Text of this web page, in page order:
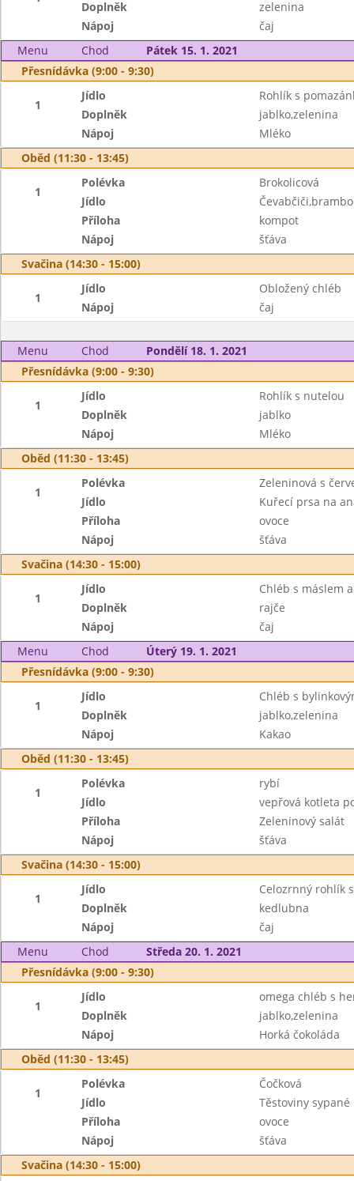
Doplněk
zelenina
Nápoj
čaj
Menu
Chod
Pátek 15. 1. 2021
Přesnídávka (9:00 - 9:30)
1
Jídlo
Rohlík s
Doplněk
jablko,zelenina
Nápoj
Mléko
Oběd (11:30 - 13:45)
1
Polévka
Brokolicová
Jídlo
Příloha
kompot
Nápoj
šťáva
Svačina (14:30 - 15:00)
1
Jídlo
Obložený chléb
Nápoj
čaj
Menu Chod
Pondělí 18. 1. 2021
Přesnídávka (9:00 - 9:30)
1
Jídlo
Rohlík s nutelou
Doplněk
jablko
Nápoj
Mléko
Oběd (11:30 - 13:45)
1
Polévka
Zeleninová s
Jídlo
Kuřecí prsa na
Příloha
ovoce
Nápoj
šťáva
Svačina (14:30 - 15:00)
1
Jídlo
Chléb s máslem
Doplněk
rajče
Nápoj
čaj
Menu
Chod
Úterý 19. 1. 2021
Přesnídávka (9:00 - 9:30)
1
Jídlo
Chléb s
Doplněk
jablko,zelenina
Nápoj
Kakao
Oběd (11:30 - 13:45)
1
Polévka
rybí
Jídlo
vepřová kotleta
Příloha
Zeleninový salát
Nápoj
šťáva
Svačina (14:30 - 15:00)
1
Jídlo
Celozrnný rohlík
Doplněk
kedlubna
Nápoj
čaj
Menu
Chod
Středa 20. 1. 2021
Přesnídávka (9:00 - 9:30)
1
Jídlo
omega chléb s
Doplněk
jablko,zelenina
Nápoj
Horká čokoláda
Oběd (11:30 - 13:45)
1
Polévka
Čočková
Jídlo
Těstoviny
Příloha
ovoce
Nápoj
šťáva
Svačina (14:30 - 15:00)